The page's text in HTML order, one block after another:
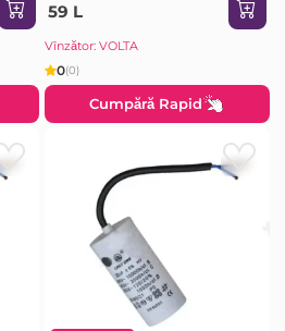
59 L
Vînzător: VOLTA
0(0)
Cumpără Rapid